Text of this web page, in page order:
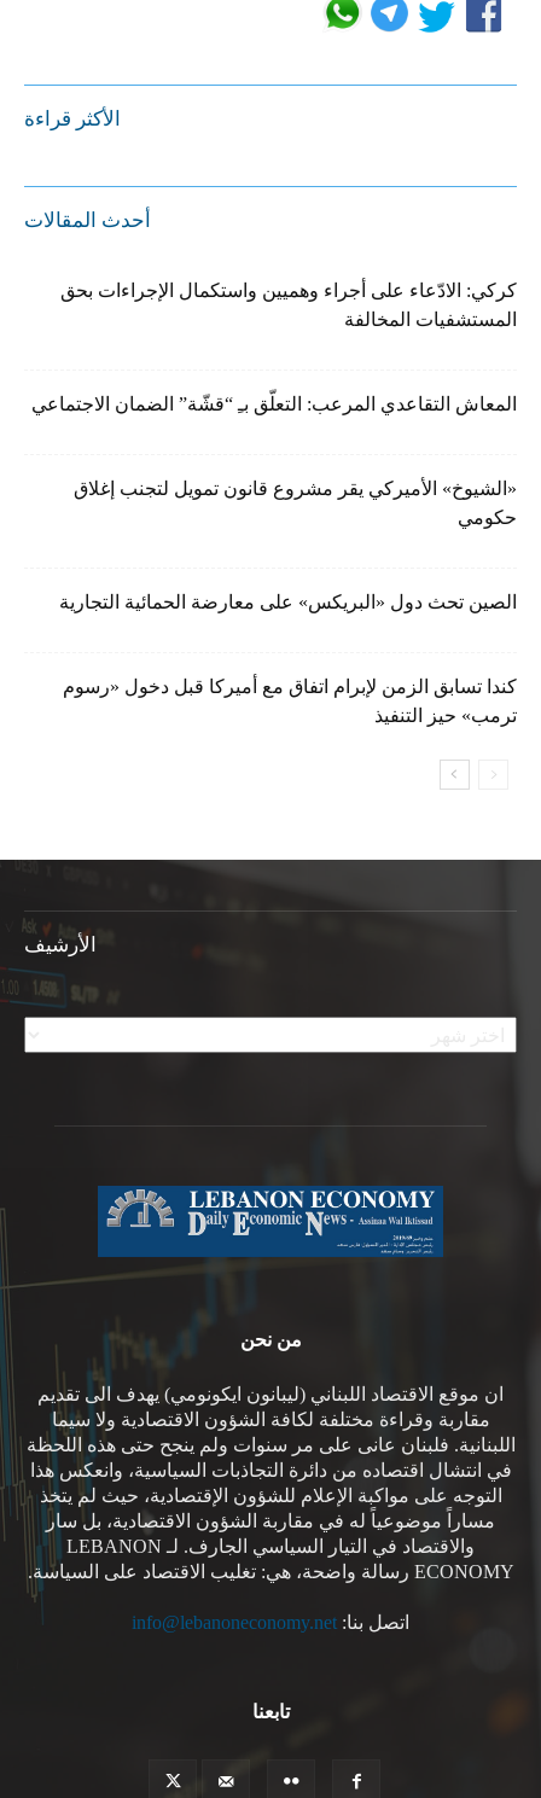
الأكثر قراءة
أحدث المقالات
كركي: الادّعاء على أجراء وهميين واستكمال الإجراءات بحق
المستشفيات المخالفة
المعاش التقاعدي المرعب: التعلّق بـِ “قشّة” الضمان الاجتماعي
«الشيوخ» الأميركي يقر مشروع قانون تمويل لتجنب إغلاق
حكومي
الصين تحث دول «البريكس» على معارضة الحمائية التجارية
كندا تسابق الزمن لإبرام اتفاق مع أميركا قبل دخول «رسوم
ترمب» حيز التنفيذ
الأرشيف
الأرشيف
من نحن
ان موقع الاقتصاد اللبناني (ليبانون ايكونومي) يهدف الى تقديم
مقاربة وقراءة مختلفة لكافة الشؤون الاقتصادية ولا سيما
اللبنانية. فلبنان عانى على مر سنوات ولم ينجح حتى هذه اللحظة
في انتشال اقتصاده من دائرة التجاذبات السياسية، وانعكس هذا
التوجه على مواكبة الإعلام للشؤون الإقتصادية، حيث لم يتخذ
مساراً موضوعياً له في مقاربة الشؤون الاقتصادية، بل سار
والاقتصاد في التيار السياسي الجارف. لـ LEBANON
ECONOMY رسالة واضحة، هي: تغليب الاقتصاد على السياسة.
اتصل بنا: info@lebanoneconomy.net
تابعنا